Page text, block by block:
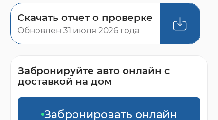
Скачать отчет о проверке
Обновлен 31 июля 2026 года
Забронируйте авто онлайн с
доставкой на дом
Забронировать онлайн